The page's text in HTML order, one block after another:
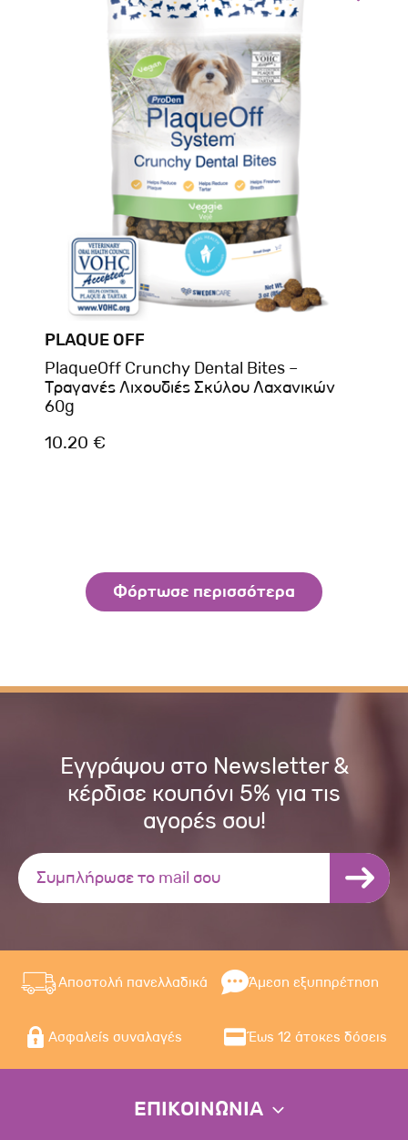
PLAQUE OFF
PlaqueOff Crunchy Dental Bites –
Τραγανές Λιχουδιές Σκύλου Λαχανικών
60g
10.20 €
Φόρτωσε περισσότερα
Εγγράψου στο Newsletter &
κέρδισε κουπόνι 5% για τις
αγορές σου!
Αποστολή πανελλαδικά Άμεση εξυπηρέτηση
Ασφαλείς συναλαγές Έως 12 άτοκες δόσεις
ΕΠΙΚΟΙΝΩΝΙΑ